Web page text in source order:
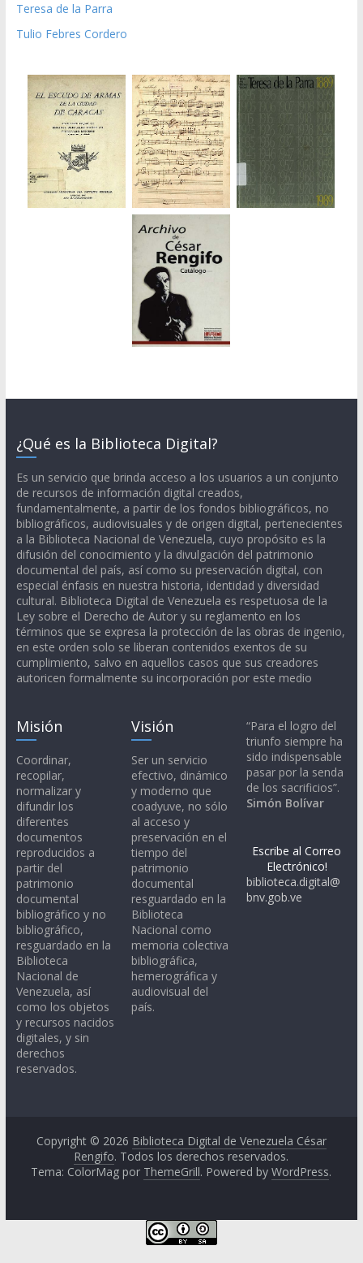
Teresa de la Parra
Tulio Febres Cordero
¿Qué es la Biblioteca Digital?
Es un servicio que brinda acceso a los usuarios a un conjunto
de recursos de información digital creados,
fundamentalmente, a partir de los fondos bibliográficos, no
bibliográficos, audiovisuales y de origen digital, pertenecientes
a la Biblioteca Nacional de Venezuela, cuyo propósito es la
difusión del conocimiento y la divulgación del patrimonio
documental del país, así como su preservación digital, con
especial énfasis en nuestra historia, identidad y diversidad
cultural. Biblioteca Digital de Venezuela es respetuosa de la
Ley sobre el Derecho de Autor y su reglamento en los
términos que se expresa la protección de las obras de ingenio,
en este orden solo se liberan contenidos exentos de su
cumplimiento, salvo en aquellos casos que sus creadores
autoricen formalmente su incorporación por este medio
Misión
Coordinar,
recopilar,
normalizar y
difundir los
diferentes
documentos
reproducidos a
partir del
patrimonio
documental
bibliográfico y no
bibliográfico,
resguardado en la
Biblioteca
Nacional de
Venezuela, así
como los objetos
y recursos nacidos
digitales, y sin
derechos
reservados.
Visión
Ser un servicio
efectivo, dinámico
y moderno que
coadyuve, no sólo
al acceso y
preservación en el
tiempo del
patrimonio
documental
resguardado en la
Biblioteca
Nacional como
memoria colectiva
bibliográfica,
hemerográfica y
audiovisual del
país.
“Para el logro del
triunfo siempre ha
sido indispensable
pasar por la senda
de los sacrificios”.
Simón Bolívar
Escribe al Correo
Electrónico!
biblioteca.digital@
bnv.gob.ve
Copyright © 2026 Biblioteca Digital de Venezuela César
Rengifo. Todos los derechos reservados.
Tema: ColorMag por ThemeGrill. Powered byWordPress.